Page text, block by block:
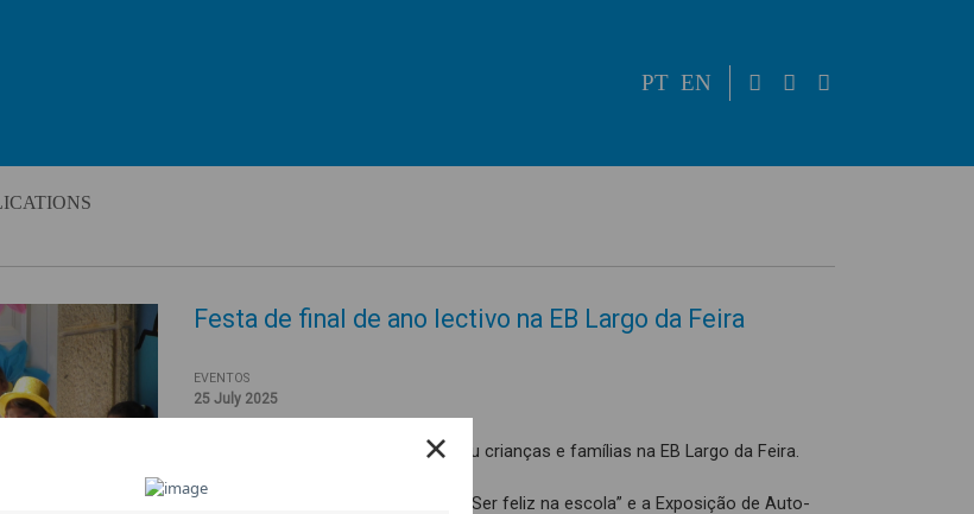
PT EN
Festa de final de ano lectivo na EB Largo da Feira
EVENTOS
25 July 2025
A festa de final de ano lectivo juntou crianças e famílias na EB Largo da Feira.
Inaugurámos o mural participativo “Ser feliz na escola” e a Exposição de Auto-